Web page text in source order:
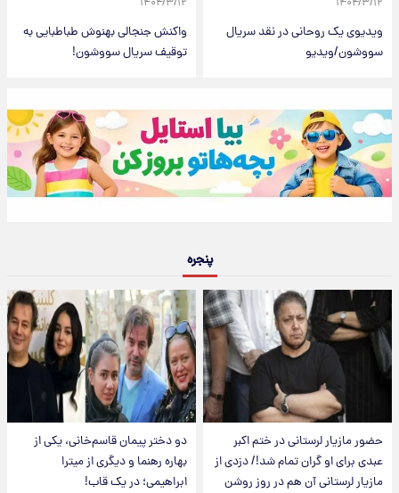
۱۴۰۴/۳/۱۲
ویدیوی یک روحانی در نقد سریال
سووشون/ویدیو
۱۴۰۴/۳/۱۲
واکنش جنجالی بهنوش طباطبایی به
توقیف سریال سووشون!
پنجره
حضور مازیار لرستانی در ختم اکبر
عبدی برای او گران تمام شد!/ دزدی از
مازیار لرستانی آن هم در روز روشن
دو دختر پیمان قاسم‌خانی، یکی از
بهاره رهنما و دیگری از میترا
ابراهیمی؛ در یک قاب!